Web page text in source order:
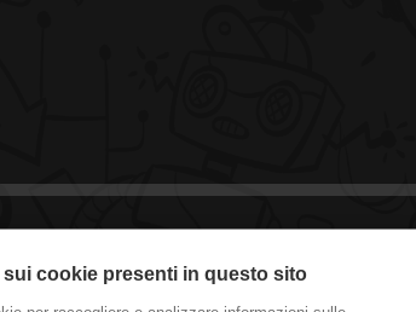
sui cookie presenti in questo sito